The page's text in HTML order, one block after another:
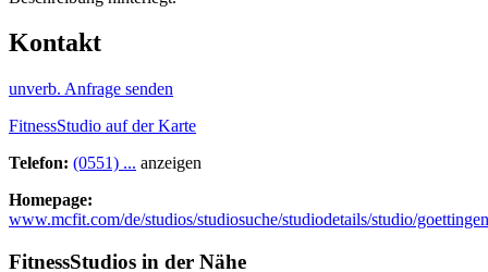
Kontakt
unverb. Anfrage senden
FitnessStudio auf der Karte
Telefon: (0551) ... anzeigen
Homepage:
www.mcfit.com/de/studios/studiosuche/studiodetails/studio/
FitnessStudios in der Nähe